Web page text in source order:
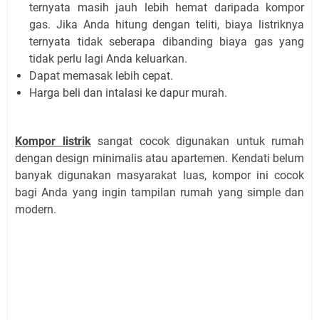
ternyata masih jauh lebih hemat daripada kompor
gas. Jika Anda hitung dengan teliti, biaya listriknya
ternyata tidak seberapa dibanding biaya gas yang
tidak perlu lagi Anda keluarkan.
Dapat memasak lebih cepat.
Harga beli dan intalasi ke dapur murah.
Kompor listrik sangat cocok digunakan untuk rumah
dengan design minimalis atau apartemen. Kendati belum
banyak digunakan masyarakat luas, kompor ini cocok
bagi Anda yang ingin tampilan rumah yang simple dan
modern.